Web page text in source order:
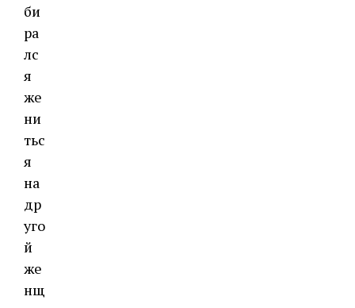
би
ра
лс
я
же
ни
тьс
я
на
др
уго
й
же
нщ